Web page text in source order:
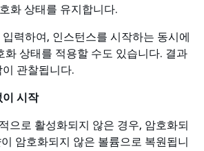
화 상태를 유지합니다.
력하여, 인스턴스를 시작하는 동시에
화 상태를 적용할 수도 있습니다. 결과
관찰됩니다.
시작
으로 활성화되지 않은 경우, 암호화되
암호화되지 않은 볼륨으로 복원됩니